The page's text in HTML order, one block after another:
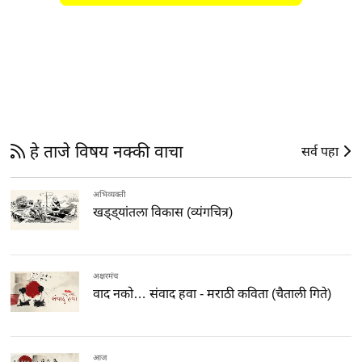
हे ताजे विषय नक्की वाचा सर्व पहा
अभिव्यक्ती
खड्ड्यांतला विकास (व्यंगचित्र)
अक्षरमंच
वाद नको… संवाद हवा - मराठी कविता (चैताली गिते)
आज